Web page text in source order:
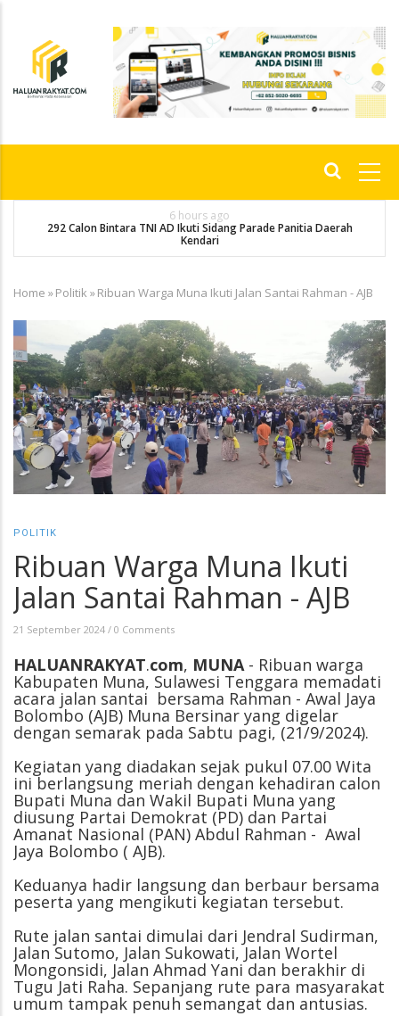
content
6 hours ago
292 Calon Bintara TNI AD Ikuti Sidang Parade Panitia Daerah
Kendari
Breadcrumb
Home »Politik »Ribuan Warga Muna Ikuti Jalan Santai Rahman - AJB
POLITIK
Ribuan Warga Muna Ikuti
Jalan Santai Rahman - AJB
21 September 2024 / 0 Comments
HALUANRAKYAT.com, MUNA- Ribuan warga
Kabupaten Muna, Sulawesi Tenggara memadati
acara jalan santai bersama Rahman - Awal Jaya
Bolombo (AJB) Muna Bersinar yang digelar
dengan semarak pada Sabtu pagi, (21/9/2024).
Kegiatan yang diadakan sejak pukul 07.00 Wita
ini berlangsung meriah dengan kehadiran calon
Bupati Muna dan Wakil Bupati Muna yang
diusung Partai Demokrat (PD) dan Partai
Amanat Nasional (PAN) Abdul Rahman - Awal
Jaya Bolombo ( AJB).
Keduanya hadir langsung dan berbaur bersama
peserta yang mengikuti kegiatan tersebut.
Rute jalan santai dimulai dari Jendral Sudirman,
Jalan Sutomo, Jalan Sukowati, Jalan Wortel
Mongonsidi, Jalan Ahmad Yani dan berakhir di
Tugu Jati Raha. Sepanjang rute para masyarakat
umum tampak penuh semangat dan antusias.